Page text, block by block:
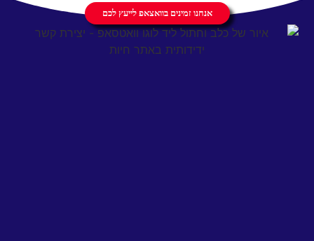
אנחנו זמינים בוואצאפ לייעץ לכם